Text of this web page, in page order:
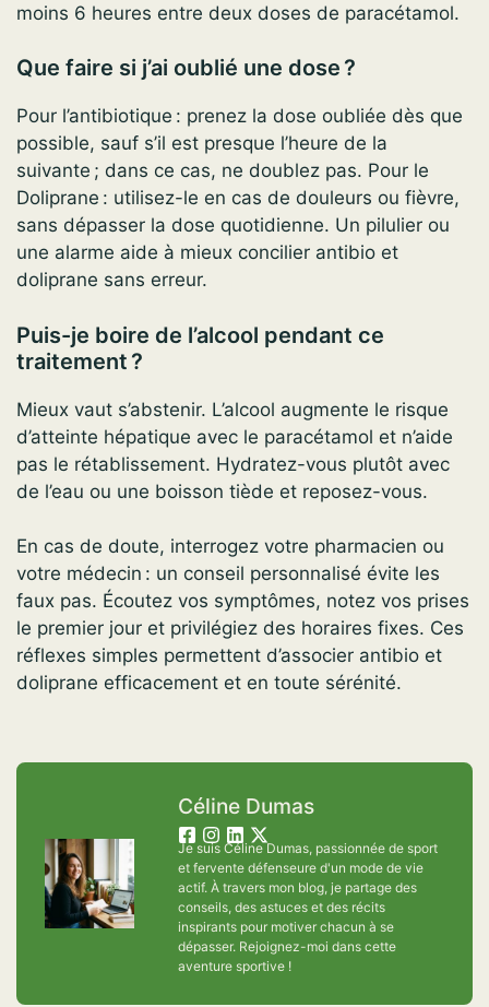
moins 6 heures entre deux doses de paracétamol.
Que faire si j’ai oublié une dose ?
Pour l’antibiotique : prenez la dose oubliée dès que
possible, sauf s’il est presque l’heure de la
suivante ; dans ce cas, ne doublez pas. Pour le
Doliprane : utilisez-le en cas de douleurs ou fièvre,
sans dépasser la dose quotidienne. Un pilulier ou
une alarme aide à mieux concilier antibio et
doliprane sans erreur.
Puis-je boire de l’alcool pendant ce
traitement ?
Mieux vaut s’abstenir. L’alcool augmente le risque
d’atteinte hépatique avec le paracétamol et n’aide
pas le rétablissement. Hydratez-vous plutôt avec
de l’eau ou une boisson tiède et reposez-vous.
En cas de doute, interrogez votre pharmacien ou
votre médecin : un conseil personnalisé évite les
faux pas. Écoutez vos symptômes, notez vos prises
le premier jour et privilégiez des horaires fixes. Ces
réflexes simples permettent d’associer antibio et
doliprane efficacement et en toute sérénité.
Céline Dumas
Je suis Céline Dumas, passionnée de sport
et fervente défenseure d'un mode de vie
actif. À travers mon blog, je partage des
conseils, des astuces et des récits
inspirants pour motiver chacun à se
dépasser. Rejoignez-moi dans cette
aventure sportive !